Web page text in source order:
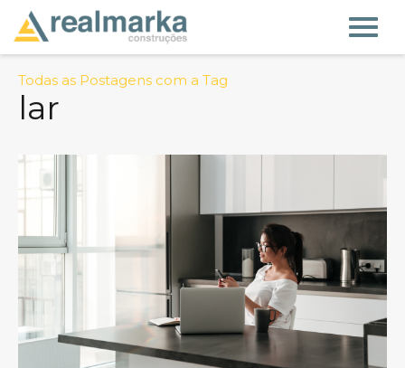
Todas as Postagens com a Tag
lar